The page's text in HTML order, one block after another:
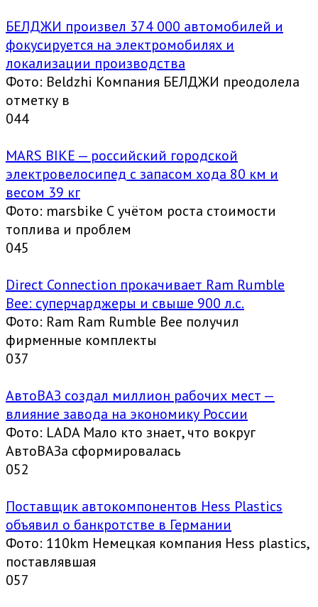
БЕЛДЖИ произвел 374 000 автомобилей и
фокусируется на электромобилях и
локализации производства
Фото: Beldzhi Компания БЕЛДЖИ преодолела
отметку в
044
MARS BIKE — российский городской
электровелосипед с запасом хода 80 км и
весом 39 кг
Фото: marsbike С учётом роста стоимости
топлива и проблем
045
Direct Connection прокачивает Ram Rumble
Bee: суперчарджеры и свыше 900 л.с.
Фото: Ram Ram Rumble Bee получил
фирменные комплекты
037
АвтоВАЗ создал миллион рабочих мест —
влияние завода на экономику России
Фото: LADA Мало кто знает, что вокруг
АвтоВАЗа сформировалась
052
Поставщик автокомпонентов Hess Plastics
объявил о банкротстве в Германии
Фото: 110km Немецкая компания Hess plastics,
поставлявшая
057